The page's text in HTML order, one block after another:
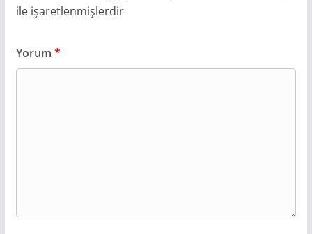
ile işaretlenmişlerdir
Yorum *